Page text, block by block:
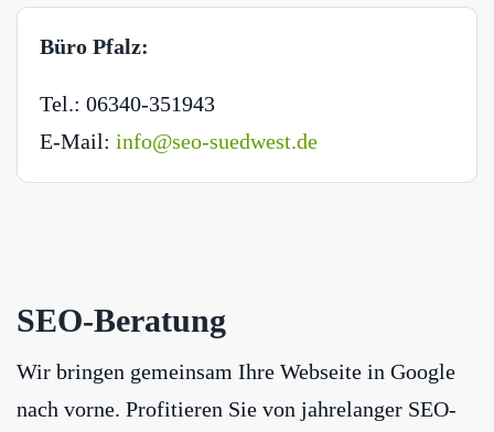
Büro Pfalz:
Tel.: 06340-351943
E-Mail: info@seo-suedwest.de
SEO-Beratung
Wir bringen gemeinsam Ihre Webseite in Google
nach vorne. Profitieren Sie von jahrelanger SEO-